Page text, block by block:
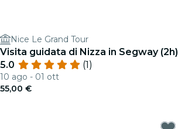
Nice Le Grand Tour
Visita guidata di Nizza in Segway (2h)
5.0
(1)
10 ago - 01 ott
55,00 €